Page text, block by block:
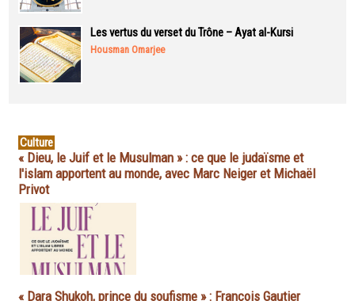
Les vertus du verset du Trône – Ayat al-Kursi
Housman Omarjee
Culture
« Dieu, le Juif et le Musulman » : ce que le judaïsme et
l'islam apportent au monde, avec Marc Neiger et Michaël
Privot
« Dara Shukoh, prince du soufisme » : François Gautier